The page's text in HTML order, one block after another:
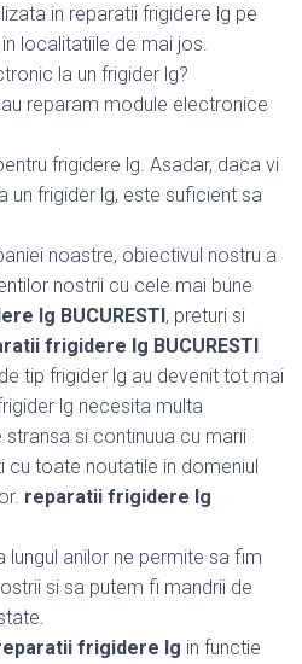
in reparatii frigidere lg pe
in localitatiile de mai jos.
la un frigider lg?
reparam module electronice
frigidere lg. Asadar, daca vi
un frigider lg, este suficient sa
noastre, obiectivul nostru a
nostrii cu cele mai bune
lg BUCURESTI, preturi si
frigidere lg BUCURESTI
tip frigider lg au devenit tot mai
lg necesita multa
si continuua cu marii
cu toate noutatile in domeniul
reparatii frigidere lg
lungul anilor ne permite sa fim
si sa putem fi mandrii de
frigidere lg in functie